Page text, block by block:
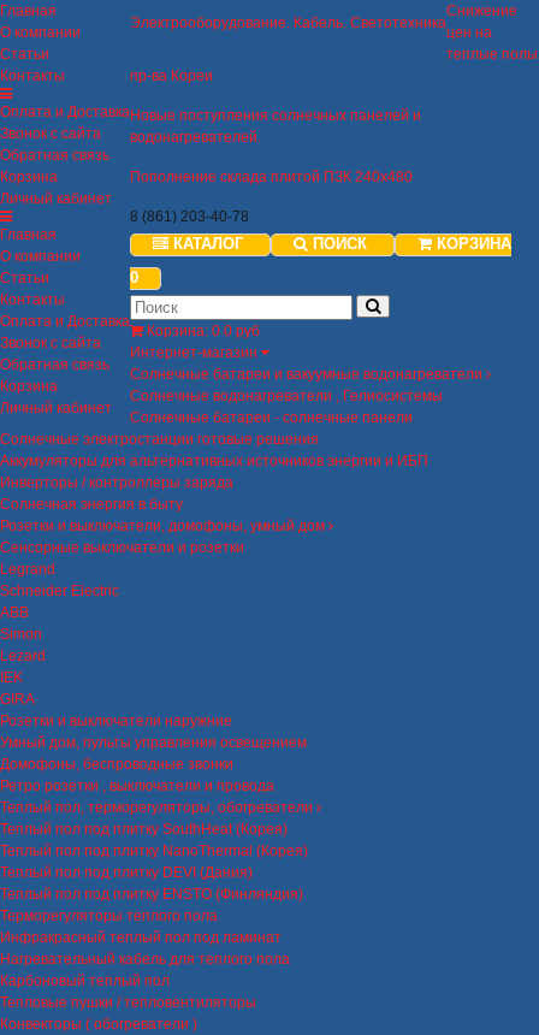
Главная
О компании
Статьи
Контакты
Оплата и Доставка
Звонок с сайта
Обратная связь
Корзина
Личный кабинет
Главная
О компании
Статьи
Контакты
Оплата и Доставка
Звонок с сайта
Обратная связь
Корзина
Личный кабинет
Электрооборудование. Кабель. Светотехника
Снижение
цен на
теплые полы
пр-ва Кореи
Новые поступления солнечных панелей и
водонагревателей.
Пополнение склада плитой ПЗК 240х480
8 (861) 203-40-78
КАТАЛОГ ПОИСК
КОРЗИНА
0
Корзина: 0 0 руб
Интернет-магазин
Солнечные батареи и вакуумные водонагреватели
Солнечные водонагреватели , Гелиосистемы
Солнечные батареи - солнечные панели
Солнечные электростанции готовые решения
Аккумуляторы для альтернативных источников энергии и ИБП
Инверторы / контроллеры заряда
Солнечная энергия в быту
Розетки и выключатели, домофоны, умный дом
Сенсорные выключатели и розетки
Legrand
Schneider Electric
ABB
Simon
Lezard
IEK
GIRA
Розетки и выключатели наружние
Умный дом, пульты управления освещением
Домофоны, беспроводные звонки
Ретро розетки , выключатели и провода
Теплый пол, терморегуляторы, обогреватели
Теплый пол под плитку SouthHeat (Корея)
Теплый пол под плитку NanoThermal (Корея)
Теплый пол под плитку DEVI (Дания)
Теплый пол под плитку ENSTO (Финляндия)
Терморегуляторы теплого пола
Инфракрасный теплый пол под ламинат
Нагревательный кабель для теплого пола
Карбоновый теплый пол
Тепловые пушки / тепловентиляторы
Конвекторы ( обогреватели )